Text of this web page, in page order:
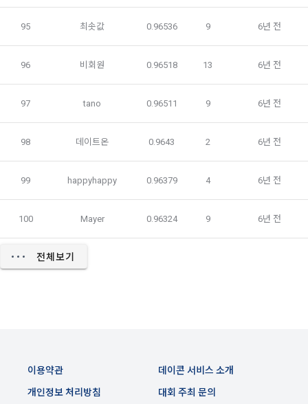
제 13 조 (재화 및 서비스 등의 공급)
“사이트”는 이용자와 재화 및 서비스 등의 공급 시기에 관하여
별도의 약정이 없는 이상, 이용자가 청약을 한 날부터 재화 및 서
비스 등을 제공할 수 있도록 필요한 조치를 취한다. “사이트”는
불을 받을 수 있다. “회사”는 주문이 완료된 날부터 7일 후에 제
기된 환불 요청에 대해 단독 재량권에 따라 승인 또는 거절할 권
한을 보유한다. 단, “서비스”에 결함이 있는 경우는 예외로 하며
스를 중지할 권리를 보유한다.
받은 때보다 재화 및 서비스 등의 공급이 늦게 이루어진 경우에
시작된 날을 말한다)부터 7일 이내에는 청약의 철회를 할 수 있
있으며, 제휴를 통한 변동사항 발생 시 사전공지 합니다. 이 경우
개별적인 동의를 구하는 절차를 거치며, 동의가 없는 경우에는
제공하지 않습니다.
-개인 정보를 제공 받는자 : 국외 기업회원
-개인정보를 제공받는 자의 개인정보 이용 목적 : 국외채용을 위
한 적합자 확인
-제공하는 개인정보의 항목 : 데이콘 인재풀 등록시 수집되는 항
-개인정보를 제공받는 자의 개인정보 보유 및 이용기간 : 제휴
6. 개인정보의 보유 및 이용기간
단, 다음의 경우에 대해서는 각각 명시한 이유와 기간 동안 보존
합니다.
95 최솟값 0.96536 9 6년 전
96 비회원 0.96518 13 6년 전
97 tano 0.96511 9 6년 전
98 데이트온 0.9643 2 6년 전
99 happyhappy 0.96379 4 6년 전
100 Mayer 0.96324 9 6년 전
전체보기
이용약관
개인정보 처리방침
대회 주최 문의
데이콘 서비스 소개